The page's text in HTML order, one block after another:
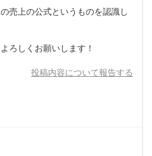
売上の公式というものを認識し
ろしくお願いします！
投稿内容について報告する